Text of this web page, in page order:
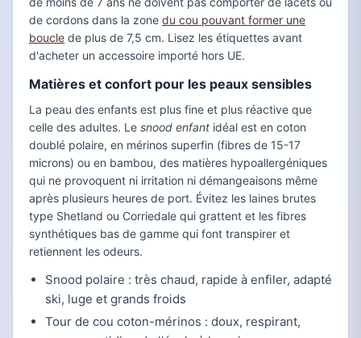
de cordons dans la zone du cou pouvant former une
boucle de plus de 7,5 cm. Lisez les étiquettes avant
d'acheter un accessoire importé hors UE.
Matières et confort pour les peaux sensibles
La peau des enfants est plus fine et plus réactive que
celle des adultes. Le snood enfant idéal est en coton
doublé polaire, en mérinos superfin (fibres de 15-17
microns) ou en bambou, des matières hypoallergéniques
qui ne provoquent ni irritation ni démangeaisons même
après plusieurs heures de port. Évitez les laines brutes
type Shetland ou Corriedale qui grattent et les fibres
synthétiques bas de gamme qui font transpirer et
retiennent les odeurs.
Snood polaire : très chaud, rapide à enfiler, adapté
ski, luge et grands froids
Tour de cou coton-mérinos : doux, respirant,